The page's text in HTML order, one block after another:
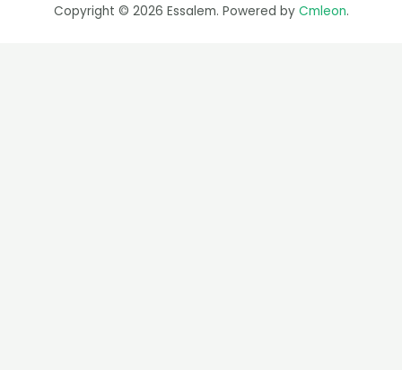
Copyright © 2026 Essalem. Powered by Cmleon.